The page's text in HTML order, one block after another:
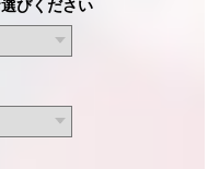
びください